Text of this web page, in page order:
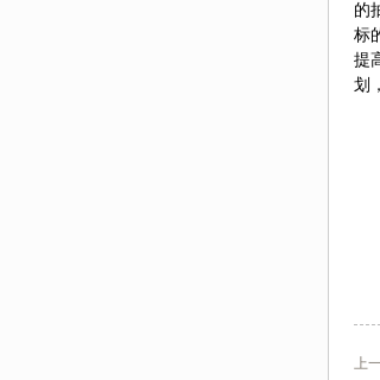
的
标
提
划
上